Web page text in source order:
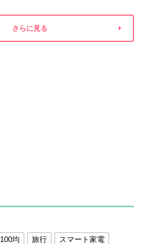
添い方”
さらに見る
100均 旅行
スマート家電